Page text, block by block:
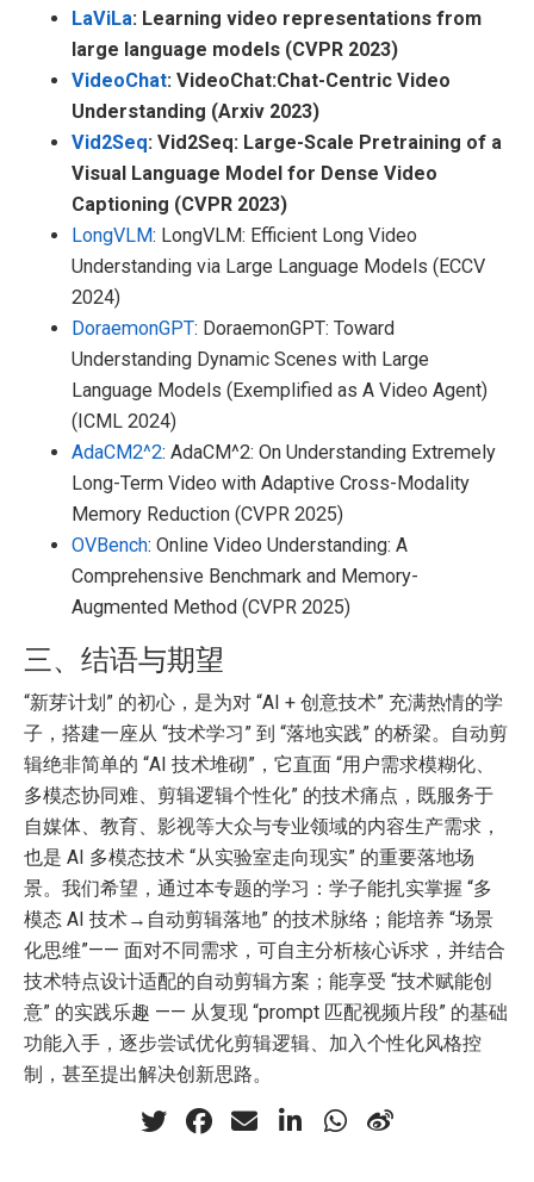
LaViLa: Learning video representations from
large language models (CVPR 2023)
VideoChat: VideoChat:Chat-Centric Video
Understanding (Arxiv 2023)
Vid2Seq: Vid2Seq: Large-Scale Pretraining of a
Visual Language Model for Dense Video
Captioning (CVPR 2023)
LongVLM: LongVLM: Efficient Long Video
Understanding via Large Language Models (ECCV
2024)
DoraemonGPT: DoraemonGPT: Toward
Understanding Dynamic Scenes with Large
Language Models (Exemplified as A Video Agent)
(ICML 2024)
AdaCM2^2: AdaCM^2: On Understanding Extremely
Long-Term Video with Adaptive Cross-Modality
Memory Reduction (CVPR 2025)
OVBench: Online Video Understanding: A
Comprehensive Benchmark and Memory-
Augmented Method (CVPR 2025)
三、结语与期望
“新芽计划” 的初心，是为对 “AI + 创意技术” 充满热情的学
子，搭建一座从 “技术学习” 到 “落地实践” 的桥梁。自动剪
辑绝非简单的 “AI 技术堆砌”，它直面 “用户需求模糊化、
多模态协同难、剪辑逻辑个性化” 的技术痛点，既服务于
自媒体、教育、影视等大众与专业领域的内容生产需求，
也是 AI 多模态技术 “从实验室走向现实” 的重要落地场
景。我们希望，通过本专题的学习：学子能扎实掌握 “多
模态 AI 技术→自动剪辑落地” 的技术脉络；能培养 “场景
化思维”—— 面对不同需求，可自主分析核心诉求，并结合
技术特点设计适配的自动剪辑方案；能享受 “技术赋能创
意” 的实践乐趣 —— 从复现 “prompt 匹配视频片段” 的基础
功能入手，逐步尝试优化剪辑逻辑、加入个性化风格控
制，甚至提出解决创新思路。